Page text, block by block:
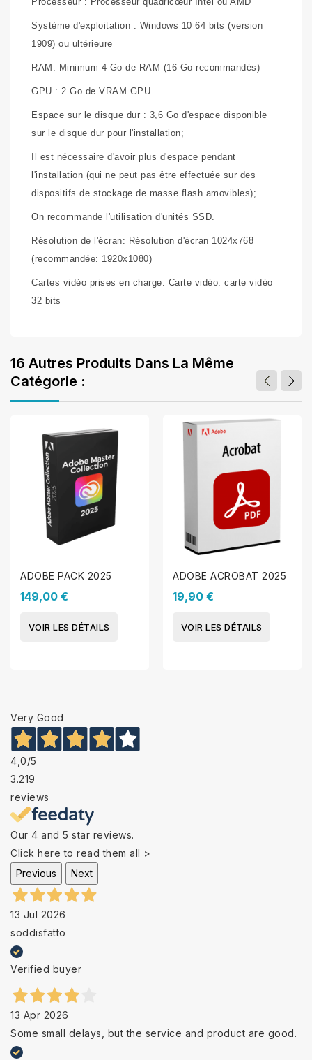
Système d'exploitation : Windows 10 64 bits (version
1909) ou ultérieure
RAM: Minimum 4 Go de RAM (16 Go recommandés)
GPU : 2 Go de VRAM GPU
Espace sur le disque dur : 3,6 Go d'espace disponible
sur le disque dur pour l'installation;
Il est nécessaire d'avoir plus d'espace pendant
l'installation (qui ne peut pas être effectuée sur des
dispositifs de stockage de masse flash amovibles);
On recommande l'utilisation d'unités SSD.
Résolution de l'écran: Résolution d'écran 1024x768
(recommandée: 1920x1080)
Cartes vidéo prises en charge: Carte vidéo: carte vidéo
32 bits
16 Autres Produits Dans La Même
Catégorie :
ADOBE PACK 2025
149,00 €
VOIR LES DÉTAILS
ADOBE ACROBAT 2025
19,90 €
VOIR LES DÉTAILS
Very Good
4,0/5
3.219
reviews
Our 4 and 5 star reviews.
Click here to read them all >
Previous
Next
13 Jul 2026
soddisfatto
Verified buyer
13 Apr 2026
Some small delays, but the service and product are good.